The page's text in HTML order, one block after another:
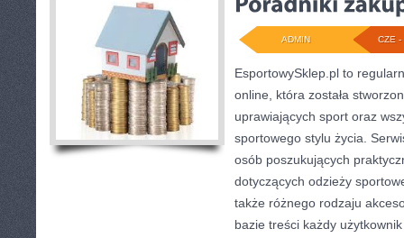
CZE -
ADMIN
EsportowySklep.pl to
online, która została
uprawiających sport oraz
sportowego stylu życia.
osób poszukujących
dotyczących odzieży
także różnego rodzaju
bazie treści każdy